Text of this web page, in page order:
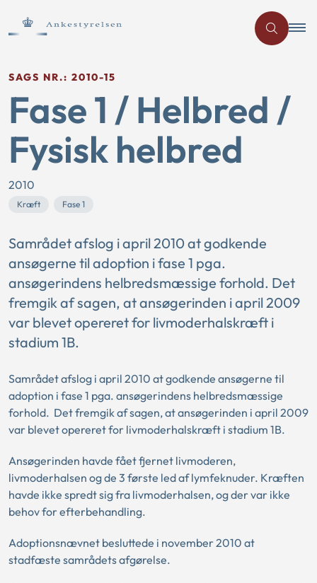
SAGS NR.: 2010-15
Fase 1 / Helbred /
Fysisk helbred
2010
Kræft Fase 1
Samrådet afslog i april 2010 at godkende
ansøgerne til adoption i fase 1 pga.
ansøgerindens helbredsmæssige forhold. Det
fremgik af sagen, at ansøgerinden i april 2009
var blevet opereret for livmoderhalskræft i
stadium 1B.
Samrådet afslog i april 2010 at godkende ansøgerne til
adoption i fase 1 pga. ansøgerindens helbredsmæssige
forhold. Det fremgik af sagen, at ansøgerinden i april 2009
var blevet opereret for livmoderhalskræft i stadium 1B.
Ansøgerinden havde fået fjernet livmoderen,
livmoderhalsen og de 3 første led af lymfeknuder. Kræften
havde ikke spredt sig fra livmoderhalsen, og der var ikke
behov for efterbehandling.
Adoptionsnævnet besluttede i november 2010 at
stadfæste samrådets afgørelse.